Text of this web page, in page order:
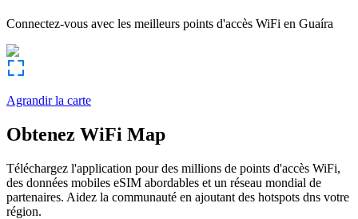
Connectez-vous avec les meilleurs points d'accès WiFi en Guaíra
Agrandir la carte
Obtenez WiFi Map
Téléchargez l'application pour des millions de points d'accès WiFi,
des données mobiles eSIM abordables et un réseau mondial de
partenaires. Aidez la communauté en ajoutant des hotspots dns votre
région.